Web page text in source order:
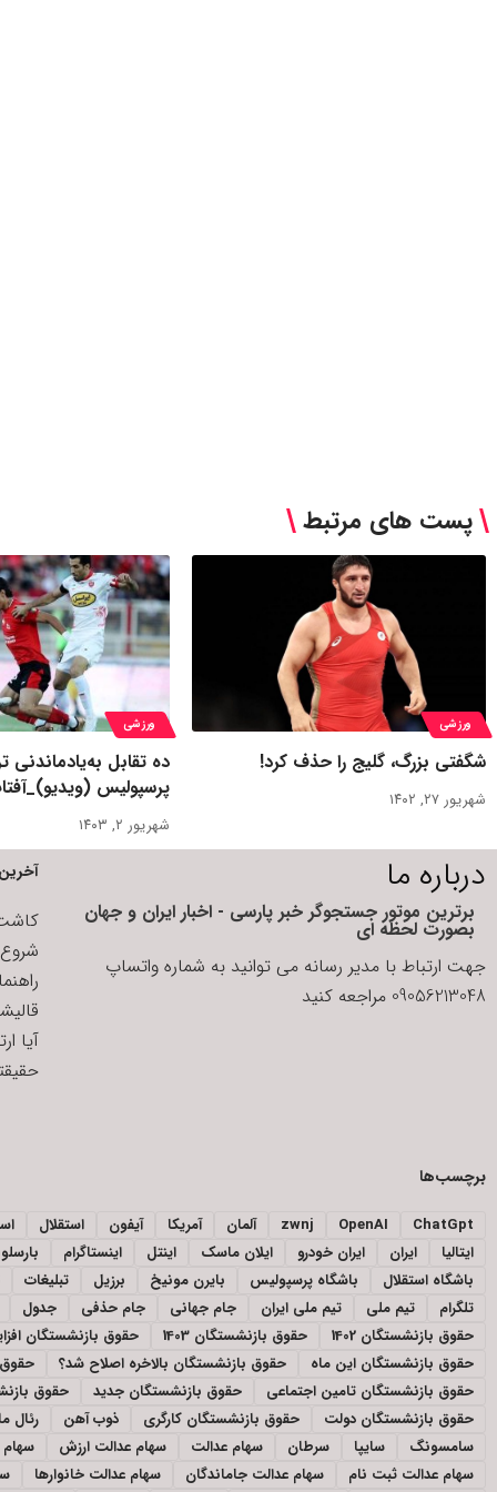
پست های مرتبط
ورزشی
شگفتی بزرگ، گلیج را حذف کرد!
شهریور ۲۷, ۱۴۰۲
ورزشی
پرسپولیس
شهریور ۲, ۱۴۰۳
درباره ما
برترین موتور جستجوگر خبر پارسی - اخبار ایران و جهان
بصورت لحظه ای
جهت ارتباط با مدیر رسانه می توانید به شماره واتساپ
09056213048 مراجعه کنید
کاشت
شروع
آیا
برچسب‌ها
ChatGpt
OpenAI
zwnj آلمان آمریکا آیفون استقلال
ایتالیا
ایران ایران خودرو ایلان ماسک اینتل اینستاگرام
باشگاه استقلال
باشگاه پرسپولیس بایرن مونیخ برزیل تبلیغات
تلگرام
تیم ملی تیم ملی ایران جام جهانی جام حذفی جدول
حقوق بازنشستگان 1402
حقوق بازنشستگان 1403
حقوق بازنشستگان
حقوق بازنشستگان این ماه
حقوق بازنشستگان بالاخره اصلاح شد؟
حقوق بازنشستگان تامین اجتماعی
حقوق بازنشستگان جدید
حقوق
حقوق بازنشستگان دولت
حقوق بازنشستگان کارگری ذوب آهن رئال
سامسونگ
سایپا سرطان سهام عدالت سهام عدالت ارزش
سهام
سهام عدالت ثبت نام
سهام عدالت جاماندگان سهام عدالت خانوارها